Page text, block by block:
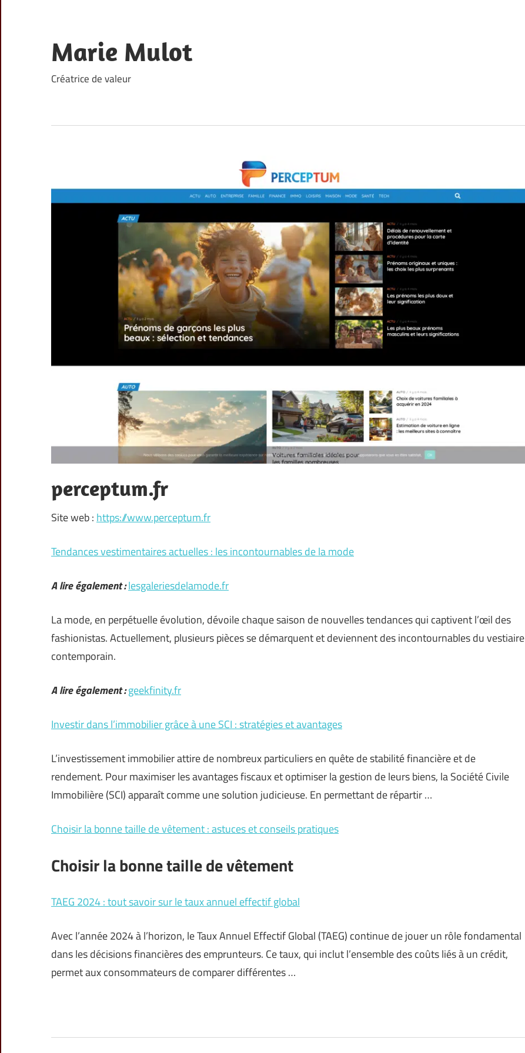
content
Marie Mulot
Créatrice de valeur
perceptum.fr
Site web : https://www.perceptum.fr
Tendances vestimentaires actuelles : les incontournables de la mode
A lire également :lesgaleriesdelamode.fr
La mode, en perpétuelle évolution, dévoile chaque saison de nouvelles tendances qui captivent l’œil des
fashionistas. Actuellement, plusieurs pièces se démarquent et deviennent des incontournables du vestiaire
contemporain.
A lire également :geekfinity.fr
Investir dans l’immobilier grâce à une SCI : stratégies et avantages
L’investissement immobilier attire de nombreux particuliers en quête de stabilité financière et de
rendement. Pour maximiser les avantages fiscaux et optimiser la gestion de leurs biens, la Société Civile
Immobilière (SCI) apparaît comme une solution judicieuse. En permettant de répartir …
Choisir la bonne taille de vêtement : astuces et conseils pratiques
Choisir la bonne taille de vêtement
TAEG 2024 : tout savoir sur le taux annuel effectif global
Avec l’année 2024 à l’horizon, le Taux Annuel Effectif Global (TAEG) continue de jouer un rôle fondamental
dans les décisions financières des emprunteurs. Ce taux, qui inclut l’ensemble des coûts liés à un crédit,
permet aux consommateurs de comparer différentes …